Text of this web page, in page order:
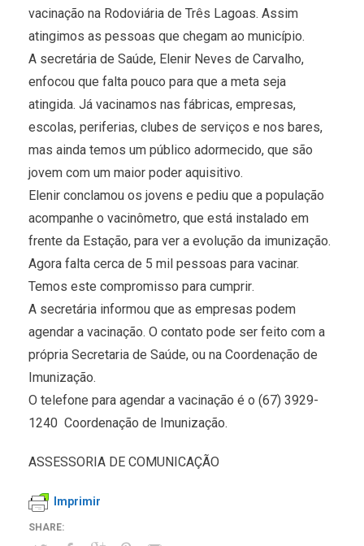
vacinação na Rodoviária de Três Lagoas. Assim
atingimos as pessoas que chegam ao município.
A secretária de Saúde, Elenir Neves de Carvalho,
enfocou que falta pouco para que a meta seja
atingida. Já vacinamos nas fábricas, empresas,
escolas, periferias, clubes de serviços e nos bares,
mas ainda temos um público adormecido, que são
jovem com um maior poder aquisitivo.
Elenir conclamou os jovens e pediu que a população
acompanhe o vacinômetro, que está instalado em
frente da Estação, para ver a evolução da imunização.
Agora falta cerca de 5 mil pessoas para vacinar.
Temos este compromisso para cumprir.
A secretária informou que as empresas podem
agendar a vacinação. O contato pode ser feito com a
própria Secretaria de Saúde, ou na Coordenação de
Imunização.
O telefone para agendar a vacinação é o (67) 3929-
1240  Coordenação de Imunização.
ASSESSORIA DE COMUNICAÇÃO
Imprimir